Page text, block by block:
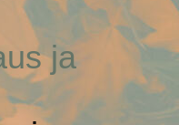
ja